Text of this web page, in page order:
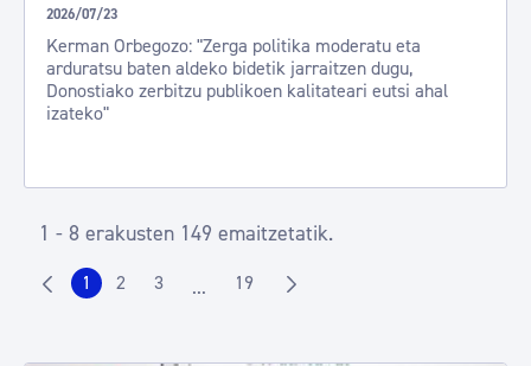
2026/07/23
Kerman Orbegozo: "Zerga politika moderatu eta
arduratsu baten aldeko bidetik jarraitzen dugu,
Donostiako zerbitzu publikoen kalitateari eutsi ahal
izateko"
1 - 8 erakusten 149 emaitzetatik.
Orrialdea
1 Orrialdea
2 Orrialdea
3 ...Intermediate Pages Use TAB to navigate.
Orrialdea
19